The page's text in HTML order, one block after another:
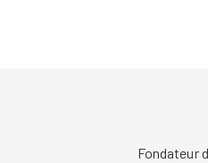
Fondateur